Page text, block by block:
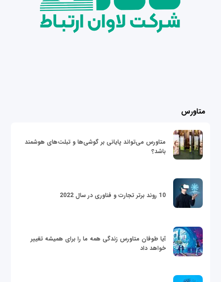
متاورس
متاورس می‌تواند پایانی بر گوشی‌ها و تبلت‌های هوشمند
باشد؟
10 روند برتر تجارت و فناوری در سال 2022
آیا طوفان متاورس زندگی همه ما را برای همیشه تغییر
خواهد داد